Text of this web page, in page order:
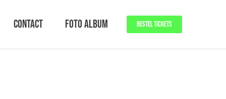
Contact Foto Album BESTEL TICKETS